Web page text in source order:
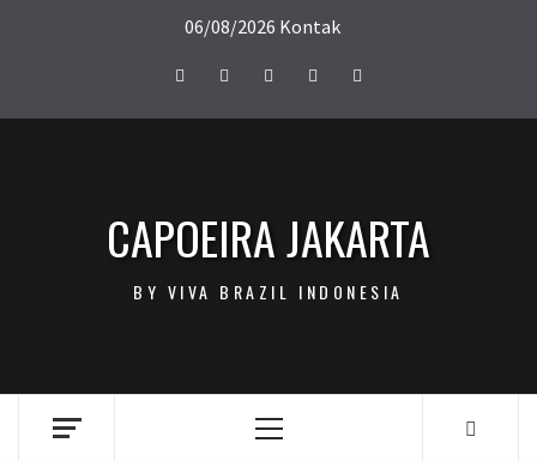
06/08/2026 Kontak
FacebookTwitterInstagramPinterestLinkedIn
CAPOEIRA JAKARTA
BY VIVA BRAZIL INDONESIA
Primary